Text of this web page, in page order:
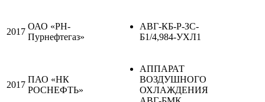
2017
ОАО «РН-
Пурнефтегаз»
АВГ-КБ-Р-ЗС-
Б1/4,984-УХЛ1
2017
ПАО «НК
РОСНЕФТЬ»
АППАРАТ
ВОЗДУШНОГО
ОХЛАЖДЕНИЯ